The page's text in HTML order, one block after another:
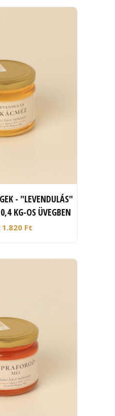
- "LEVENDULÁS"
KG-OS ÜVEGBEN
1.820 Ft